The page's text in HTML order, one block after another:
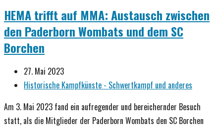
Schwertkampfs
beim
SC
HEMA trifft auf MMA: Austausch zwischen
den Paderborn Wombats und dem SC
Borchen
Beitrag
veröffentlicht:
27. Mai 2023
Beitrags-
Historische Kampfkünste - Schwertkampf und anderes
Am 3. Mai 2023 fand ein aufregender und bereichernder Besuch
statt, als die Mitglieder der Paderborn Wombats den SC Borchen